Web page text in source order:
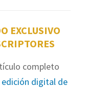
EXCLUSIVO
completo
edición digital de